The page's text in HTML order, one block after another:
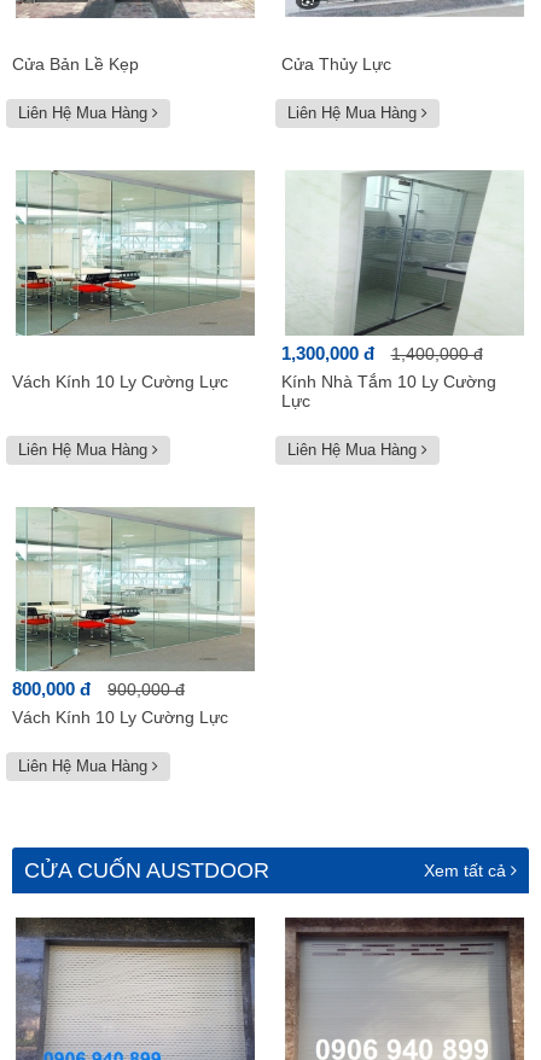
Cửa Bản Lề Kẹp
Liên Hệ Mua Hàng
Cửa Thủy Lực
Liên Hệ Mua Hàng
Vách Kính 10 Ly Cường Lực
Liên Hệ Mua Hàng
1,300,000 đ
1,400,000 đ
Kính Nhà Tắm 10 Ly Cường
Lực
Liên Hệ Mua Hàng
800,000 đ
900,000 đ
Vách Kính 10 Ly Cường Lực
Liên Hệ Mua Hàng
CỬA CUỐN AUSTDOOR Xem tất cả